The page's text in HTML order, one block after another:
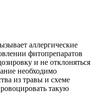
аллергические
фитопрепаратов
и не отклоняться
необходимо
из травы и схеме
такую